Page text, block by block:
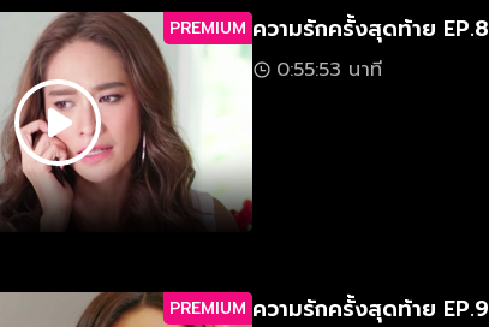
PREMIUM ความรักครั้งสุดท้าย EP.8
0:55:53 นาที
PREMIUM ความรักครั้งสุดท้าย EP.9